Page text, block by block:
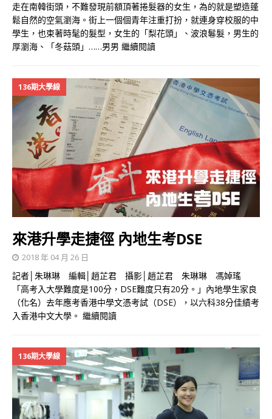
走在南韓街頭，不難發現前額頂著捲髮器的女生，為的就是塑造蓬
鬆自然的空氣瀏海。街上一個個青年注重打扮，就連身穿校服的中
學生，也束著時髦的髮型，女生的「梨花頭」、波浪鬈髮，男生的
厚瀏海、「冬菇頭」……男男 繼續閱讀
136期大學線
來港升學走捷徑 內地生考DSE
2018 年 04 月 26 日
記者│朱琳琳 編輯│趙芷君 攝影│趙芷君 朱琳琳 馮婥瑤
「高考入大學難度是100分，DSE難度只有20分。」內地學生家良
（化名）去年應考香港中學文憑考試（DSE），以六科38分佳績考
入香港中文大學。 繼續閱讀
136期大學線